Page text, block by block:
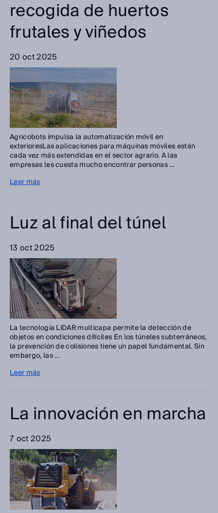
recogida de huertos
frutales y viñedos
20 oct 2025
Agricobots impulsa la automatización móvil en
exterioresLas aplicaciones para máquinas móviles están
cada vez más extendidas en el sector agrario. A las
empresas les cuesta mucho encontrar personas ...
Leer más
Luz al final del túnel
13 oct 2025
La tecnología LiDAR multicapa permite la detección de
objetos en condiciones difíciles En los túneles subterráneos,
la prevención de colisiones tiene un papel fundamental. Sin
embargo, las ...
Leer más
La innovación en marcha
7 oct 2025